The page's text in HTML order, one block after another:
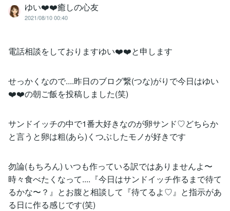
ゆい❤️❤️癒しの心友
2021/08/10 00:40
電話相談をしておりますゆい❤️❤️と申します
せっかくなので....昨日のブログ繋(つな)がりで今日はゆい
❤️❤️の朝ご飯を投稿しました(笑)
サンドイッチの中で1番大好きなのが卵サンド♡どちらか
と言うと卵は粗(あら)くつぶしたモノが好きです
勿論(もちろん) いつも作っている訳ではありませんよ〜
時々食べたくなって....『今日はサンドイッチ作るまで待て
るかな〜？』とお腹と相談して『待てるよ♡』と指示があ
る日に作る感じです(笑)